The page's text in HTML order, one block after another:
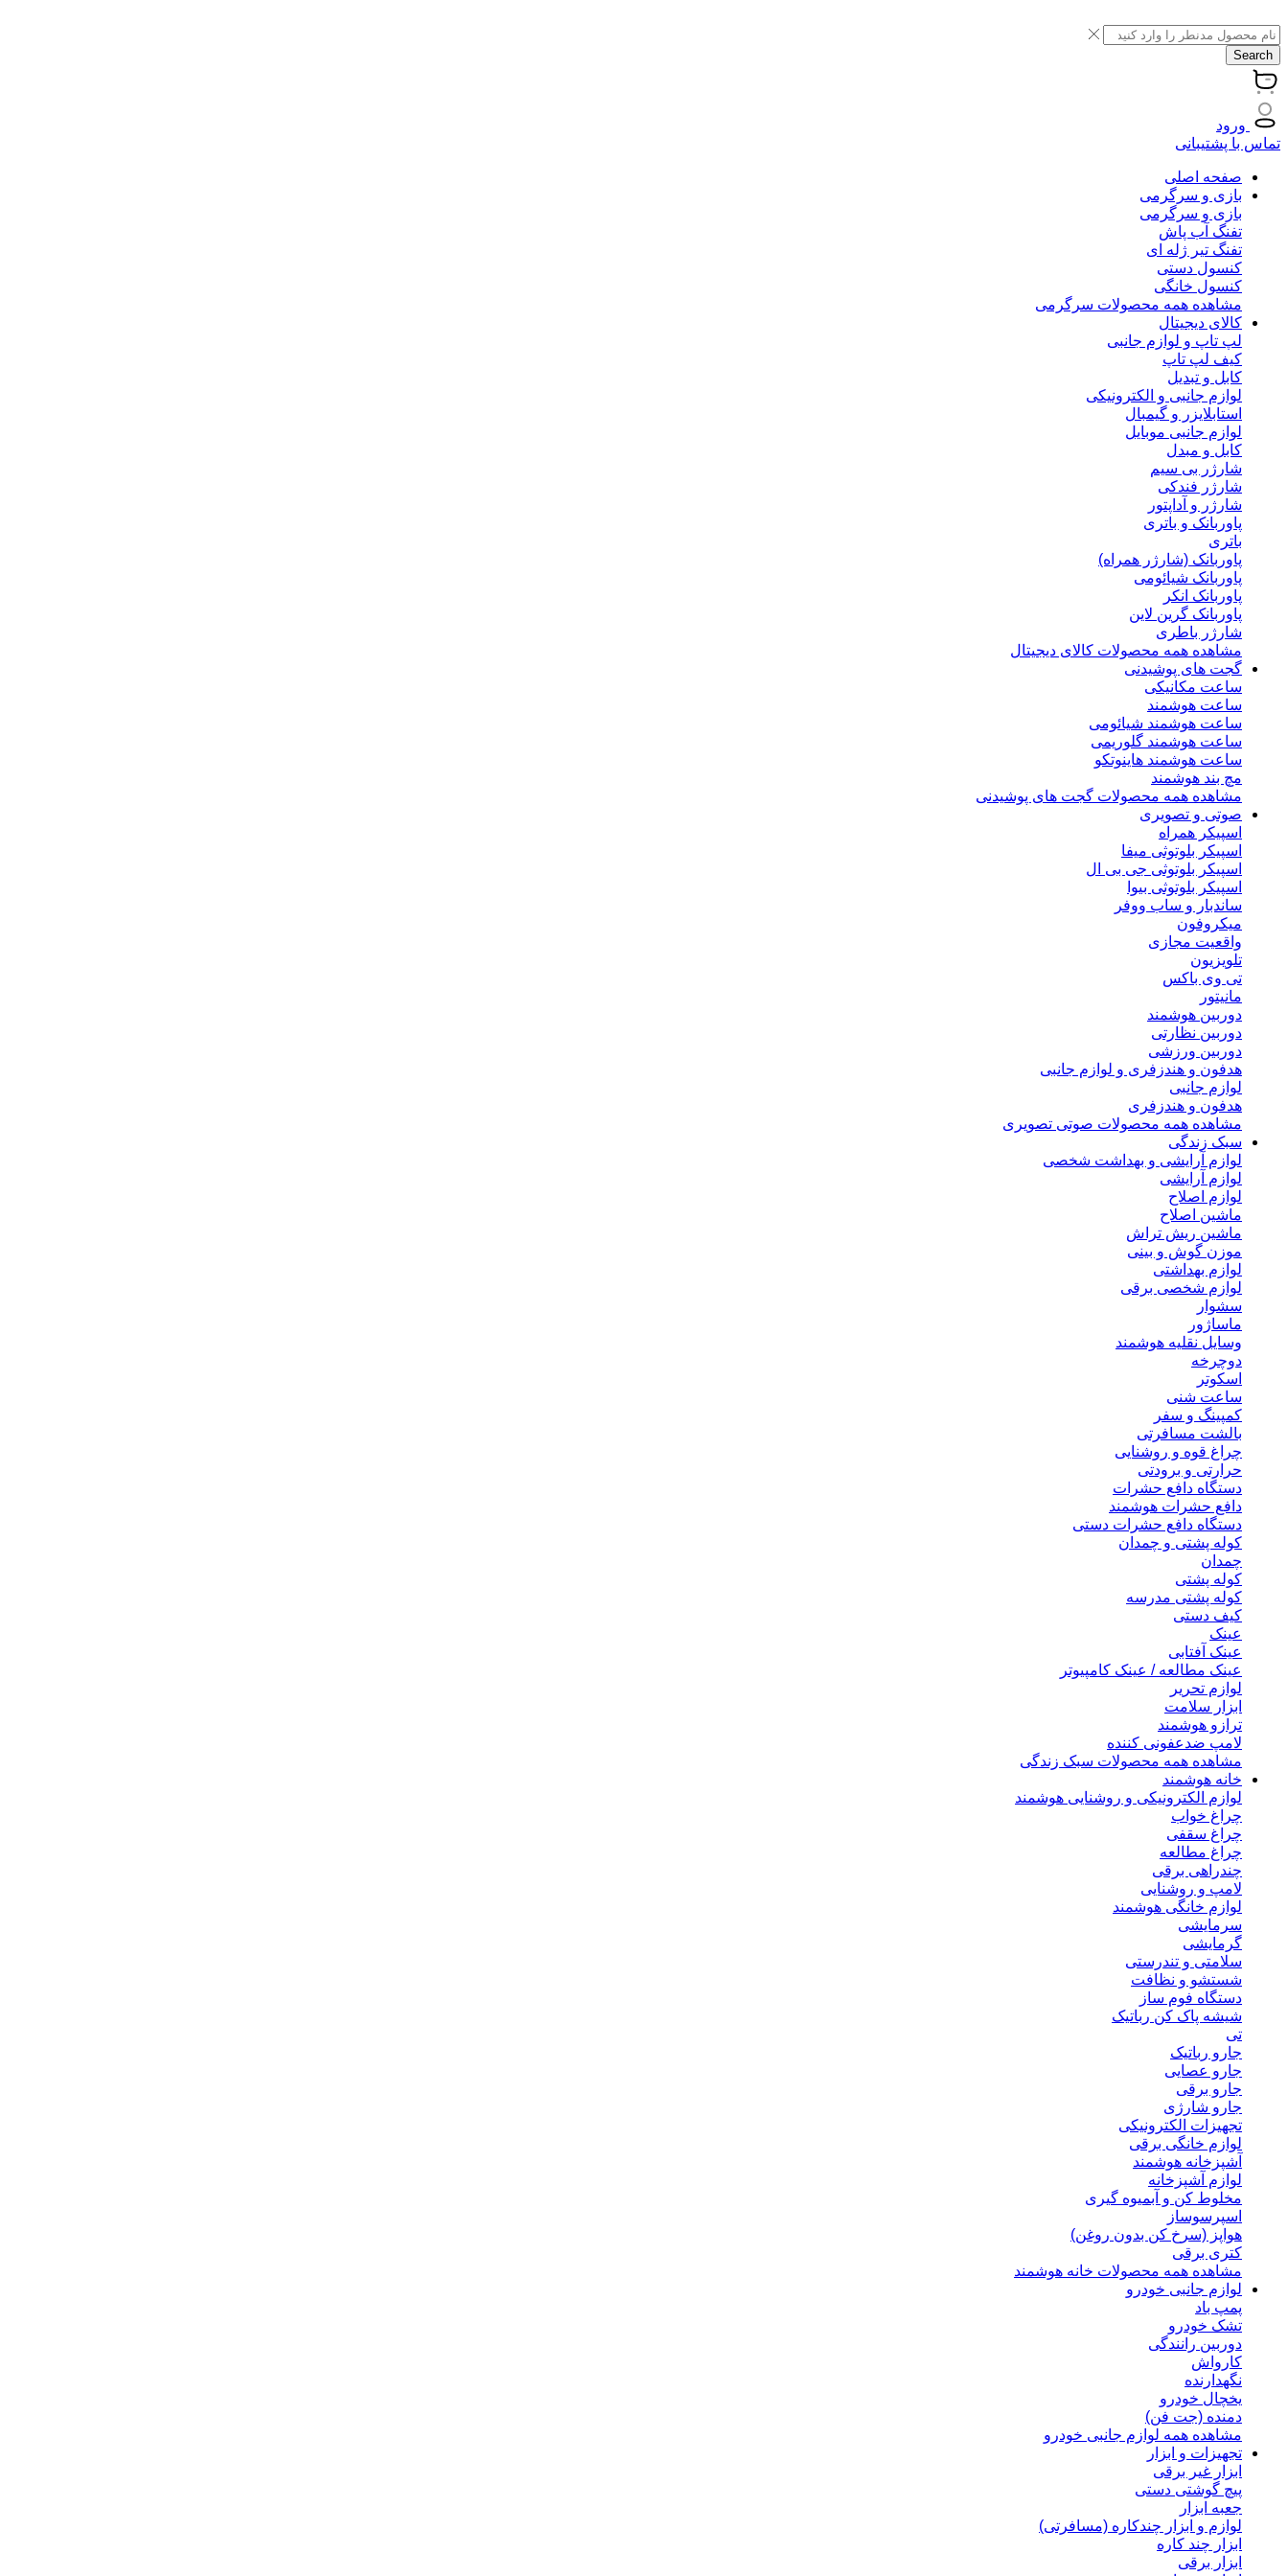
Search
ورود
تماس با پشتیبانی
صفحه اصلی
بازی و سرگرمی
بازی و سرگرمی
تفنگ آب پاش
تفنگ تیر ژله ای
کنسول دستی
کنسول خانگی
مشاهده همه محصولات سرگرمی
کالای دیجیتال
لپ تاپ و لوازم جانبی
کیف لپ تاپ
کابل و تبدیل
لوازم جانبی و الکترونیکی
استابلایزر و گیمبال
لوازم جانبی موبایل
کابل و مبدل
شارژر بی سیم
شارژر فندکی
شارژر و آداپتور
پاوربانک و باتری
باتری
پاوربانک (شارژر همراه)
پاوربانک شیائومی
پاوربانک انکر
پاوربانک گرین لاین
شارژر باطری
مشاهده همه محصولات کالای دیجیتال
گجت های پوشیدنی
ساعت مکانیکی
ساعت هوشمند
ساعت هوشمند شیائومی
ساعت هوشمند گلوریمی
ساعت هوشمند هاینوتکو
مچ بند هوشمند
مشاهده همه محصولات گجت های پوشیدنی
صوتی و تصویری
اسپیکر همراه
اسپیکر بلوتوثی میفا
اسپیکر بلوتوثی جی بی ال
اسپیکر بلوتوثی بیوا
ساندبار و ساب ووفر
میکروفون
واقعیت مجازی
تلویزیون
تی وی باکس
مانیتور
دوربین هوشمند
دوربین نظارتی
دوربین ورزشی
هدفون و هندزفری و لوازم جانبی
لوازم جانبی
هدفون و هندزفری
مشاهده همه محصولات صوتی تصویری
سبک زندگی
لوازم آرایشی و بهداشت شخصی
لوازم آرایشی
لوازم اصلاح
ماشین اصلاح
ماشین ریش تراش
موزن گوش و بینی
لوازم بهداشتی
لوازم شخصی برقی
سشوار
ماساژور
وسایل نقلیه هوشمند
دوچرخه
اسکوتر
ساعت شنی
کمپینگ و سفر
بالشت مسافرتی
چراغ قوه و روشنایی
حرارتی و برودتی
دستگاه دافع حشرات
دافع حشرات هوشمند
دستگاه دافع حشرات دستی
کوله پشتی و چمدان
چمدان
کوله پشتی
کوله پشتی مدرسه
کیف دستی
عینک
عینک آفتابی
عینک مطالعه / عینک کامپیوتر
لوازم تحریر
ابزار سلامت
ترازو هوشمند
لامپ ضدعفونی کننده
مشاهده همه محصولات سبک زندگی
خانه هوشمند
لوازم الکترونیکی و روشنایی هوشمند
چراغ خواب
چراغ سقفی
چراغ مطالعه
چندراهی برقی
لامپ و روشنایی
لوازم خانگی هوشمند
سرمایشی
گرمایشی
سلامتی و تندرستی
شستشو و نظافت
دستگاه فوم ساز
شیشه پاک کن رباتیک
تی
جارو رباتیک
جارو عصایی
جارو برقی
جارو شارژی
تجهیزات الکترونیکی
لوازم خانگی برقی
آشپزخانه هوشمند
لوازم آشپزخانه
مخلوط کن و آبمیوه گیری
اسپرسوساز
هواپز (سرخ کن بدون روغن)
کتری برقی
مشاهده همه محصولات خانه هوشمند
لوازم جانبی خودرو
پمپ باد
تشک خودرو
دوربین رانندگی
کارواش
نگهدارنده
یخچال خودرو
دمنده (جت فن)
مشاهده همه لوازم جانبی خودرو
تجهیزات و ابزار
ابزار غیر برقی
پیچ گوشتی دستی
جعبه ابزار
لوازم و ابزار چندکاره (مسافرتی)
ابزار چند کاره
ابزار برقی